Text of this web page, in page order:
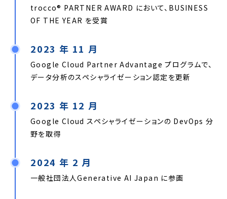
trocco®︎ PARTNER AWARD において、BUSINESS
OF THE YEAR を受賞
2023 年 11 月
Google Cloud Partner Advantage プログラムで、
データ分析のスペシャライゼーション認定を更新
2023 年 12 月
Google Cloud スペシャライゼーションの DevOps 分
野を取得
2024 年 2 月
一般社団法人Generative AI Japan に参画